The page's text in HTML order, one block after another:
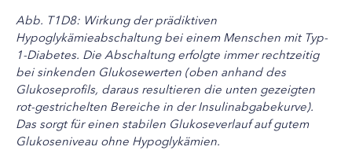
Abb. T1D8: Wirkung der prädiktiven
Hypoglykämieabschaltung bei einem Menschen mit Typ-
1-Diabetes. Die Abschaltung erfolgte immer rechtzeitig
bei sinkenden Glukosewerten (oben anhand des
Glukoseprofils, daraus resultieren die unten gezeigten
rot-gestrichelten Bereiche in der Insulinabgabekurve).
Das sorgt für einen stabilen Glukoseverlauf auf gutem
Glukoseniveau ohne Hypoglykämien.